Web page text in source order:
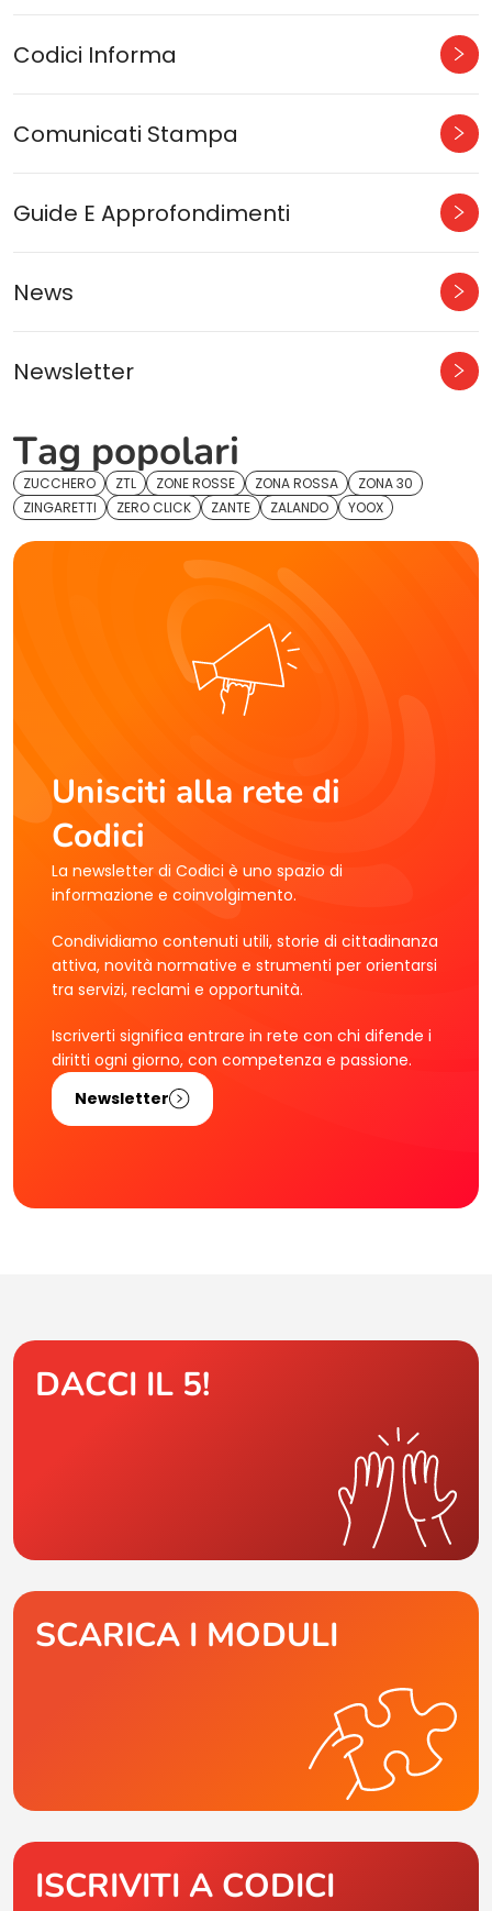
Codici Informa
Comunicati Stampa
Guide E Approfondimenti
News
Newsletter
Tag popolari
ZUCCHERO ZTL ZONE ROSSE ZONA ROSSA
ZONA 30
ZINGARETTI
ZERO CLICK ZANTE ZALANDO YOOX
Unisciti alla rete di
Codici
La newsletter di Codici è uno spazio di
informazione e coinvolgimento.
Condividiamo contenuti utili, storie di cittadinanza
attiva, novità normative e strumenti per orientarsi
tra servizi, reclami e opportunità.
Iscriverti significa entrare in rete con chi difende i
diritti ogni giorno, con competenza e passione.
Newsletter
DACCI IL 5!
SCARICA I MODULI
ISCRIVITI A CODICI